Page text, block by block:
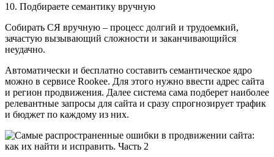
10. Подбираете семантику вручную
Собирать СЯ вручную – процесс долгий и трудоемкий,
зачастую вызывающий сложности и заканчивающийся
неудачно.
Автоматически и бесплатно составить семантическое ядро
можно в сервисе Rookee. Для этого нужно ввести адрес сайта
и регион продвижения. Далее система сама подберет наиболее
релевантные запросы для сайта и сразу спрогнозирует трафик
и бюджет по каждому из них.